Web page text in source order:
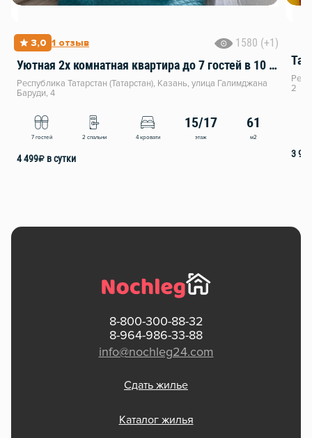
3,0 1 отзыв
1580 (+1)
Уютная 2х комнатная квартира до 7 гостей в 10 мин от Центра и всех достопримечательностей Казани от ChistoFamily
Республика Татарстан (Татарстан), Казань, улица Галимджана
Баруди, 4
7 гостей 2 спальни 4 кровати
15/17
этаж
61
м2
4 499₽ в сутки
Та
2
3 999
8-800-300-88-32
8-964-986-33-88
info@nochleg24.com
Сдать жилье
Каталог жилья